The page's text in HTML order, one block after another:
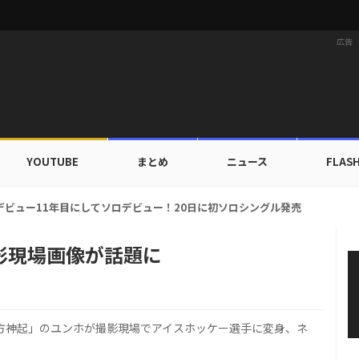
広告
YOUTUBE まとめ ニュース
プ出入証を公開…証明写真でも完璧なビジュアル！
場画像が話題に
起」のユンホが撮影現場でアイスホッケー選手に変身、ネ